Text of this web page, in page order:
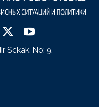
Sokak, No: 9,